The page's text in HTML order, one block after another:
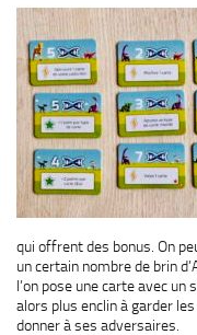
qui offrent des bonus. On
un certain nombre de brin
l’on pose une carte avec un
alors plus enclin à garder
donner à ses adversaires.